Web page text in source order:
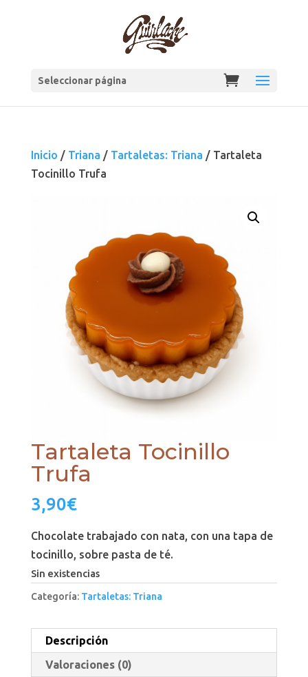
Seleccionar página
Inicio / Triana / Tartaletas: Triana / Tartaleta
Tocinillo Trufa
Tartaleta Tocinillo
Trufa
3,90€
Chocolate trabajado con nata, con una tapa de
tocinillo, sobre pasta de té.
Sin existencias
Categoría: Tartaletas: Triana
Descripción
Valoraciones (0)